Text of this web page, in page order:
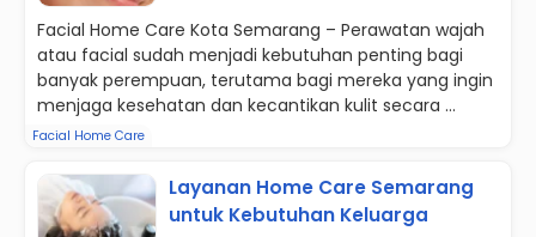
Facial Home Care Kota Semarang – Perawatan wajah
atau facial sudah menjadi kebutuhan penting bagi
banyak perempuan, terutama bagi mereka yang ingin
menjaga kesehatan dan kecantikan kulit secara ...
Facial Home Care
Layanan Home Care Semarang
untuk Kebutuhan Keluarga